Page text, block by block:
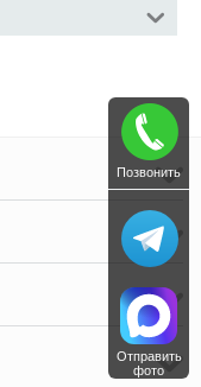
Позвонить
Отправить
фото